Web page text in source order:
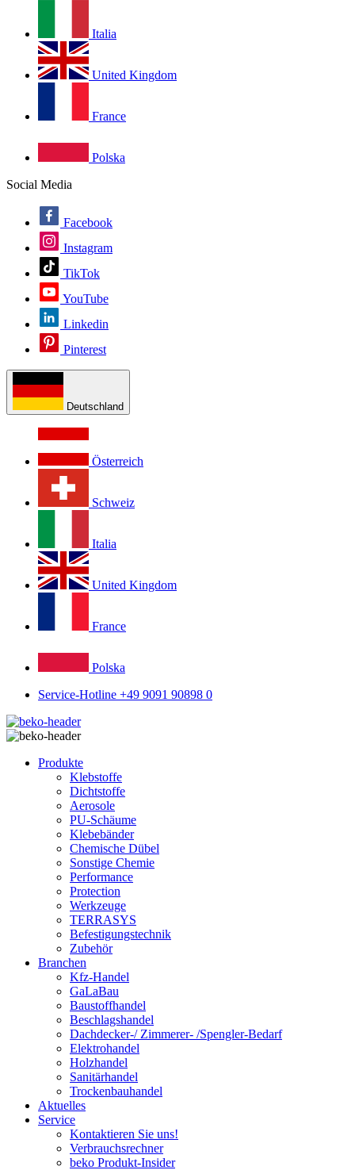
Italia
United Kingdom
France
Polska
Social Media
Facebook
Instagram
TikTok
YouTube
Linkedin
Pinterest
Deutschland
Österreich
Schweiz
Italia
United Kingdom
France
Polska
Service-Hotline +49 9091 90898 0
Produkte
Klebstoffe
Dichtstoffe
Aerosole
PU-Schäume
Klebebänder
Chemische Dübel
Sonstige Chemie
Performance
Protection
Werkzeuge
TERRASYS
Befestigungstechnik
Zubehör
Branchen
Kfz-Handel
GaLaBau
Baustoffhandel
Beschlagshandel
Dachdecker-/ Zimmerer- /Spengler-Bedarf
Elektrohandel
Holzhandel
Sanitärhandel
Trockenbauhandel
Aktuelles
Service
Kontaktieren Sie uns!
Verbrauchsrechner
beko Produkt-Insider